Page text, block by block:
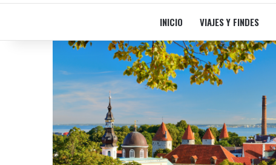
INICIO VIAJES Y FINDES